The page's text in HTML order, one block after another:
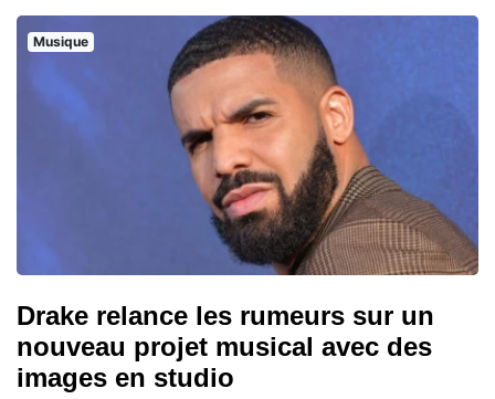
Musique
Drake relance les rumeurs sur un
nouveau projet musical avec des
images en studio